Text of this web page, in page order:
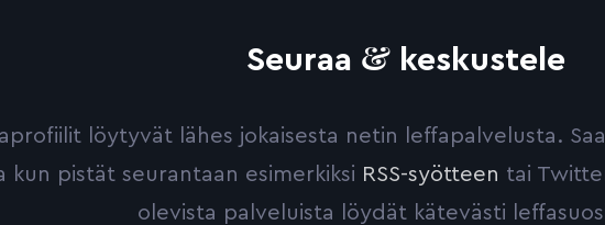
Seuraa & keskustele
löytyvät lähes jokaisesta netin leffapalvelusta.
kun pistät seurantaan esimerkiksi RSS-syötteen tai
olevista palveluista löydät kätevästi